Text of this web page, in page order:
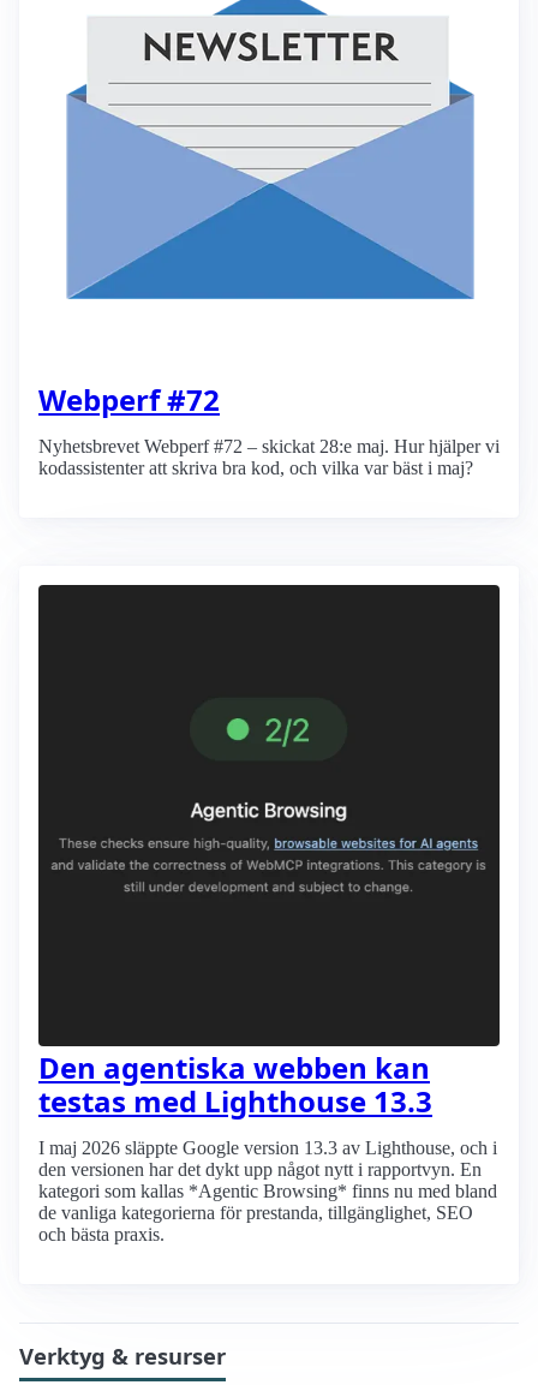
Webperf #72
Nyhetsbrevet Webperf #72 – skickat 28:e maj. Hur hjälper vi
kodassistenter att skriva bra kod, och vilka var bäst i maj?
Den agentiska webben kan
testas med Lighthouse 13.3
I maj 2026 släppte Google version 13.3 av Lighthouse, och i
den versionen har det dykt upp något nytt i rapportvyn. En
kategori som kallas *Agentic Browsing* finns nu med bland
de vanliga kategorierna för prestanda, tillgänglighet, SEO
och bästa praxis.
Verktyg & resurser